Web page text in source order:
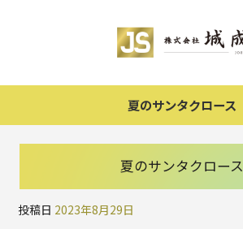
夏のサンタクロース
夏のサンタクロース
投稿日 2023年8月29日